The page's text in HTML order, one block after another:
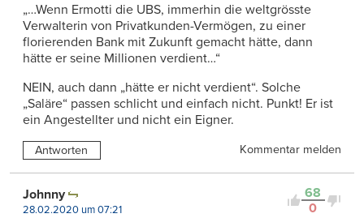
„…Wenn Ermotti die UBS, immerhin die weltgrösste
Verwalterin von Privatkunden-Vermögen, zu einer
florierenden Bank mit Zukunft gemacht hätte, dann
hätte er seine Millionen verdient…“
NEIN, auch dann „hätte er nicht verdient“. Solche
„Saläre“ passen schlicht und einfach nicht. Punkt! Er ist
ein Angestellter und nicht ein Eigner.
Antworten Kommentar melden
68
0
Johnny
28.02.2020 um 07:21